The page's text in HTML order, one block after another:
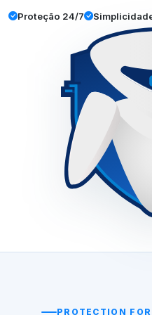
Proteção 24/7
PROTECTION